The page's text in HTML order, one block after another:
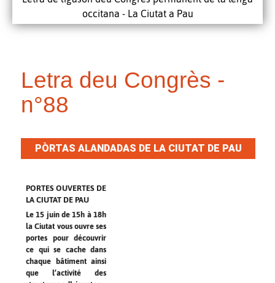
occitana - La Ciutat a Pau
Letra deu Congrès -
n°88
PÒRTAS ALANDADAS DE LA CIUTAT DE PAU
PORTES OUVERTES DE
LA CIUTAT DE PAU
Le 15 juin de 15h à 18h
la Ciutat vous ouvre ses
portes pour découvrir
ce qui se cache dans
chaque bâtiment ainsi
que l’activité des